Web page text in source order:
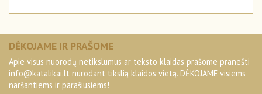
DĖKOJAME IR PRAŠOME
Apie visus nuorodų netikslumus ar teksto klaidas prašome pranešti
info@katalikai.lt nurodant tikslią klaidos vietą. DĖKOJAME visiems
naršantiems ir parašiusiems!